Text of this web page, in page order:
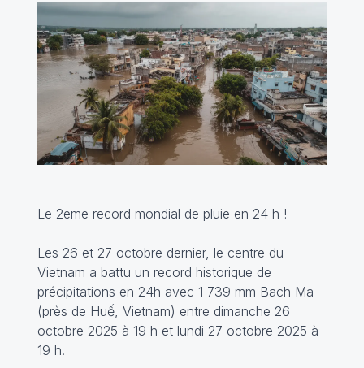
Le 2eme record mondial de pluie en 24 h !
Les 26 et 27 octobre dernier, le centre du
Vietnam a battu un record historique de
précipitations en 24h avec 1 739 mm Bach Ma
(près de Huế, Vietnam) entre dimanche 26
octobre 2025 à 19 h et lundi 27 octobre 2025 à
19 h.